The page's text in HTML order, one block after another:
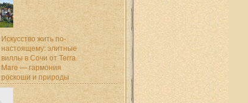
Искусство жить по-
настоящему: элитные
виллы в Сочи от Terra
Mare — гармония
роскоши и природы